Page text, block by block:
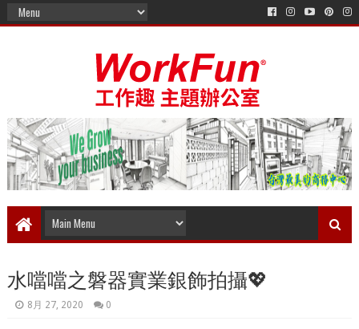
水噹噹之磐器實業銀飾拍攝💖
8月 27, 2020 0